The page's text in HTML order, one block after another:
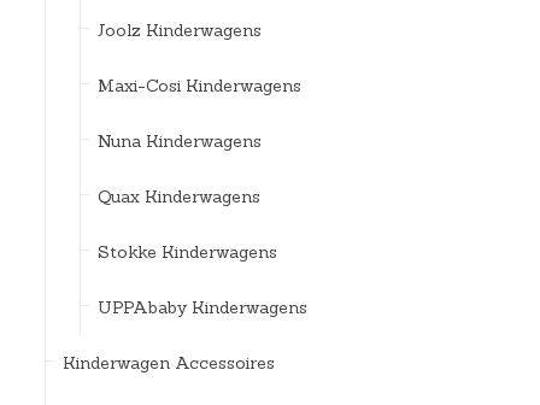
Joolz Kinderwagens
Maxi-Cosi Kinderwagens
Nuna Kinderwagens
Quax Kinderwagens
Stokke Kinderwagens
UPPAbaby Kinderwagens
Kinderwagen Accessoires